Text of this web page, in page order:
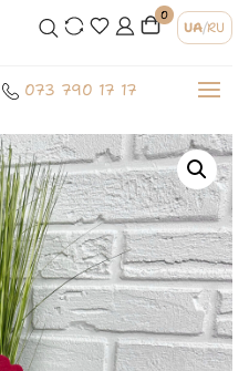
0
UA/RU
073 790 17 17